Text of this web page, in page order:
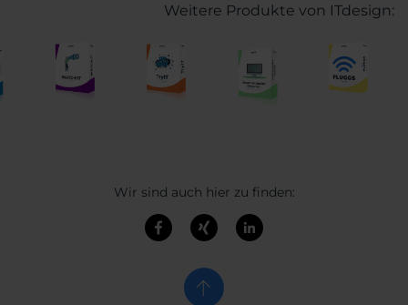
Weitere Produkte von ITdesign:
Wir sind auch hier zu finden: